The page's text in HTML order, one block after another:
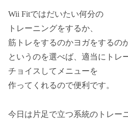
Wii Fitではだいたい何分の
トレーニングをするか、
筋トレをするのかヨガをするのか
というのを選べば、適当にトレ
チョイスしてメニューを
作ってくれるので便利です。
今日は片足で立つ系統のトレー